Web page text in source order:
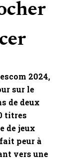
2024,
sur le
de deux
titres
de jeux
peur à
vers une